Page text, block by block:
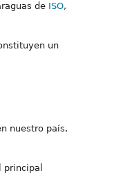
de ISO,
un
nuestro país,